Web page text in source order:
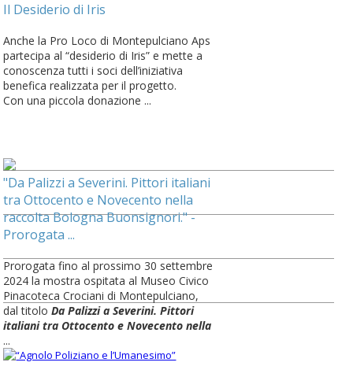
Il Desiderio di Iris
Anche la Pro Loco di Montepulciano Aps
partecipa al “desiderio di Iris” e mette a
conoscenza tutti i soci dell’iniziativa
benefica realizzata per il progetto.
Con una piccola donazione ...
"Da Palizzi a Severini. Pittori italiani
tra Ottocento e Novecento nella
raccolta Bologna Buonsignori." -
Prorogata ...
Prorogata fino al prossimo 30 settembre
2024 la mostra ospitata al Museo Civico
Pinacoteca Crociani di Montepulciano,
dal titoloDa Palizzi a Severini. Pittori
italiani tra Ottocento e Novecento nella
...